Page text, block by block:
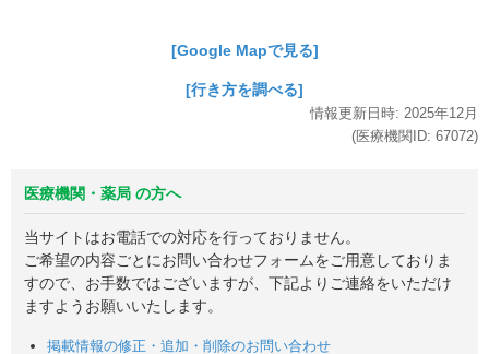
[Google Mapで見る]
[行き方を調べる]
情報更新日時: 2025年12月
(医療機関ID: 67072)
医療機関・薬局 の方へ
当サイトはお電話での対応を行っておりません。
ご希望の内容ごとにお問い合わせフォームをご用意しておりま
すので、お手数ではございますが、下記よりご連絡をいただけ
ますようお願いいたします。
掲載情報の修正・追加・削除のお問い合わせ